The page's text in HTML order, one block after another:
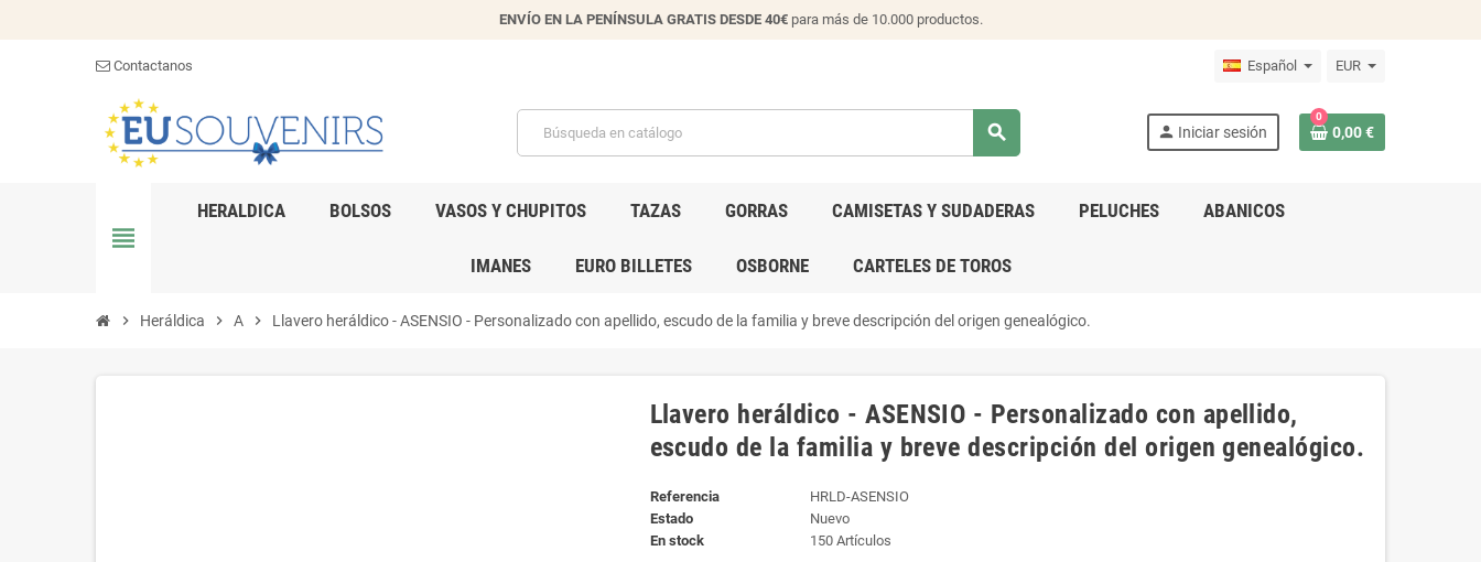
ENVÍO EN LA PENÍNSULA GRATIS DESDE 40€para más de 10.000 productos.
Contactanos Español EUR
search person Iniciar sesión
0
0,00 €
view_headline
HERALDICA BOLSOS VASOS Y CHUPITOS TAZAS GORRAS CAMISETAS Y SUDADERAS PELUCHES ABANICOS
IMANES EURO BILLETES OSBORNE CARTELES DE TOROS
chevron_right Heráldica chevron_right A chevron_right Llavero heráldico - ASENSIO - Personalizado con apellido, escudo de la familia y breve descripción del origen genealógico.
Llavero heráldico - ASENSIO - Personalizado con apellido,
escudo de la familia y breve descripción del origen genealógico.
Referencia
HRLD-ASENSIO
Estado
Nuevo
En stock
150 Artículos